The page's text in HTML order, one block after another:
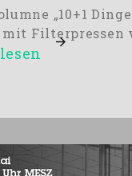
„10+1
Filterpressen